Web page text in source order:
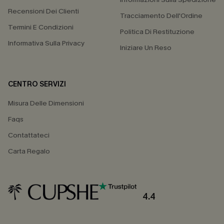
Recensioni Dei Clienti
Termini E Condizioni
Informativa Sulla Privacy
Tracciamento Dell'Ordine
Politica Di Restituzione
Iniziare Un Reso
CENTRO SERVIZI
Misura Delle Dimensioni
Faqs
Contattateci
Carta Regalo
4.4